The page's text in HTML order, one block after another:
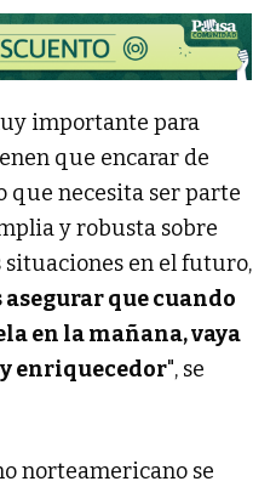
importante para
que encarar de
que necesita ser parte
y robusta sobre
en el futuro,
que cuando
en la mañana, vaya
enriquecedor", se
norteamericano se